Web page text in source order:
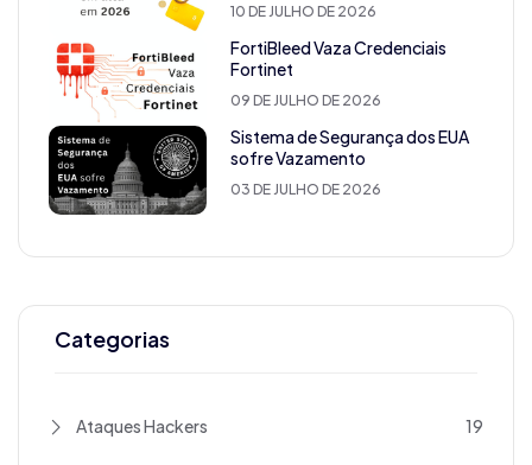
10 DE JULHO DE 2026
FortiBleed Vaza Credenciais
Fortinet
09 DE JULHO DE 2026
Sistema de Segurança dos EUA
sofre Vazamento
03 DE JULHO DE 2026
Categorias
Ataques Hackers 19